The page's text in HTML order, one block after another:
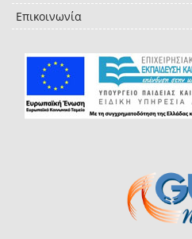
Επικοινωνία